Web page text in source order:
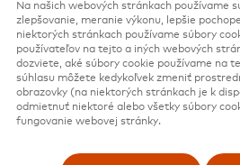
Na našich webových stránkach používame
zlepšovanie, meranie výkonu, lepšie
niektorých stránkach používame súbory
používateľov na tejto a iných webových
dozviete, aké súbory cookie používame na
súhlasu môžete kedykoľvek zmeniť
obrazovky (na niektorých stránkach je k
odmietnuť niektoré alebo všetky súbory
fungovanie webovej stránky.